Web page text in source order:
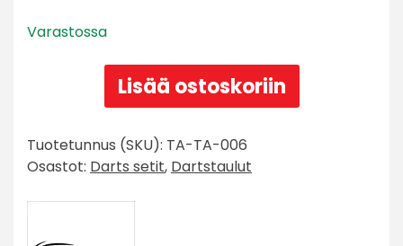
Varastossa
Target
Gabriel
Steeldartboard
Set
Lisää ostoskoriin
Tuotetunnus (SKU): TA-TA-006
Osastot: Darts setit, Dartstaulut